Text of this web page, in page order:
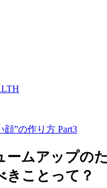
顔”の作り方 Part3
ームアップの
きことって？